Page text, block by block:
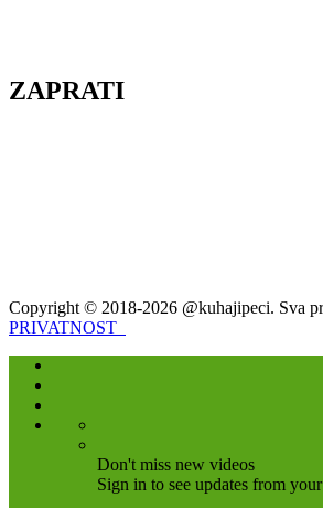
ZAPRATI
Copyright © 2018-2026 @kuhajipeci. Sva
PRIVATNOST
Don't miss new videos
Sign in to see updates from